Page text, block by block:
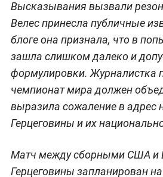
Высказывания вызвали
Велес принесла публичные
блоге она признала, что в
зашла слишком далеко и
формулировки. Журналистка
чемпионат мира должен
выразила сожаление в адрес
Герцеговины и их
Матч между сборными США и
Герцеговины запланирован